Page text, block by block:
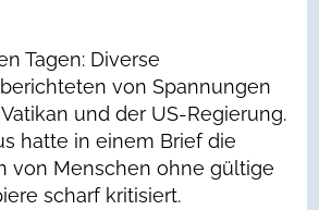
Tagen: Diverse
von Spannungen
und der US-Regierung.
hatte in einem Brief die
von Menschen ohne gültige
scharf kritisiert.